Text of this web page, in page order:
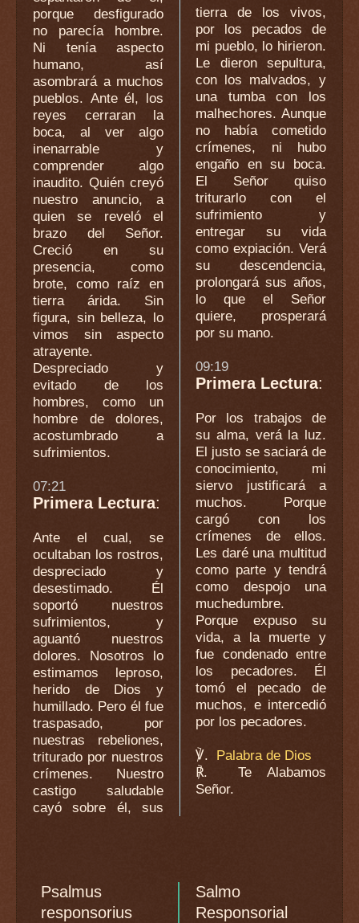
porque desfigurado
no parecía hombre.
Ni tenía aspecto
humano, así
asombrará a muchos
pueblos. Ante él, los
reyes cerraran la
boca, al ver algo
inenarrable y
comprender algo
inaudito. Quién creyó
nuestro anuncio, a
quien se reveló el
brazo del Señor.
Creció en su
presencia, como
brote, como raíz en
tierra árida. Sin
figura, sin belleza, lo
vimos sin aspecto
atrayente.
Despreciado y
evitado de los
hombres, como un
hombre de dolores,
acostumbrado a
sufrimientos.
07:21
Primera Lectura:
Ante el cual, se
ocultaban los rostros,
despreciado y
desestimado. Él
soportó nuestros
sufrimientos, y
aguantó nuestros
dolores. Nosotros lo
estimamos leproso,
herido de Dios y
humillado. Pero él fue
traspasado, por
nuestras rebeliones,
triturado por nuestros
crímenes. Nuestro
castigo saludable
cayó sobre él, sus
tierra de los vivos,
por los pecados de
mi pueblo, lo hirieron.
Le dieron sepultura,
con los malvados, y
una tumba con los
malhechores. Aunque
no había cometido
crímenes, ni hubo
engaño en su boca.
El Señor quiso
triturarlo con el
sufrimiento y
entregar su vida
como expiación. Verá
su descendencia,
prolongará sus años,
lo que el Señor
quiere, prosperará
por su mano.
09:19
Primera Lectura:
Por los trabajos de
su alma, verá la luz.
El justo se saciará de
conocimiento, mi
siervo justificará a
muchos. Porque
cargó con los
crímenes de ellos.
Les daré una multitud
como parte y tendrá
como despojo una
muchedumbre.
Porque expuso su
vida, a la muerte y
fue condenado entre
los pecadores. Él
tomó el pecado de
muchos, e intercedió
por los pecadores.
℣. Palabra de Dios
℟.
Te Alabamos
Señor.
Psalmus
responsorius
Salmo
Responsorial